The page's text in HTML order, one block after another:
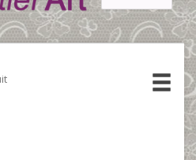
Nederlands